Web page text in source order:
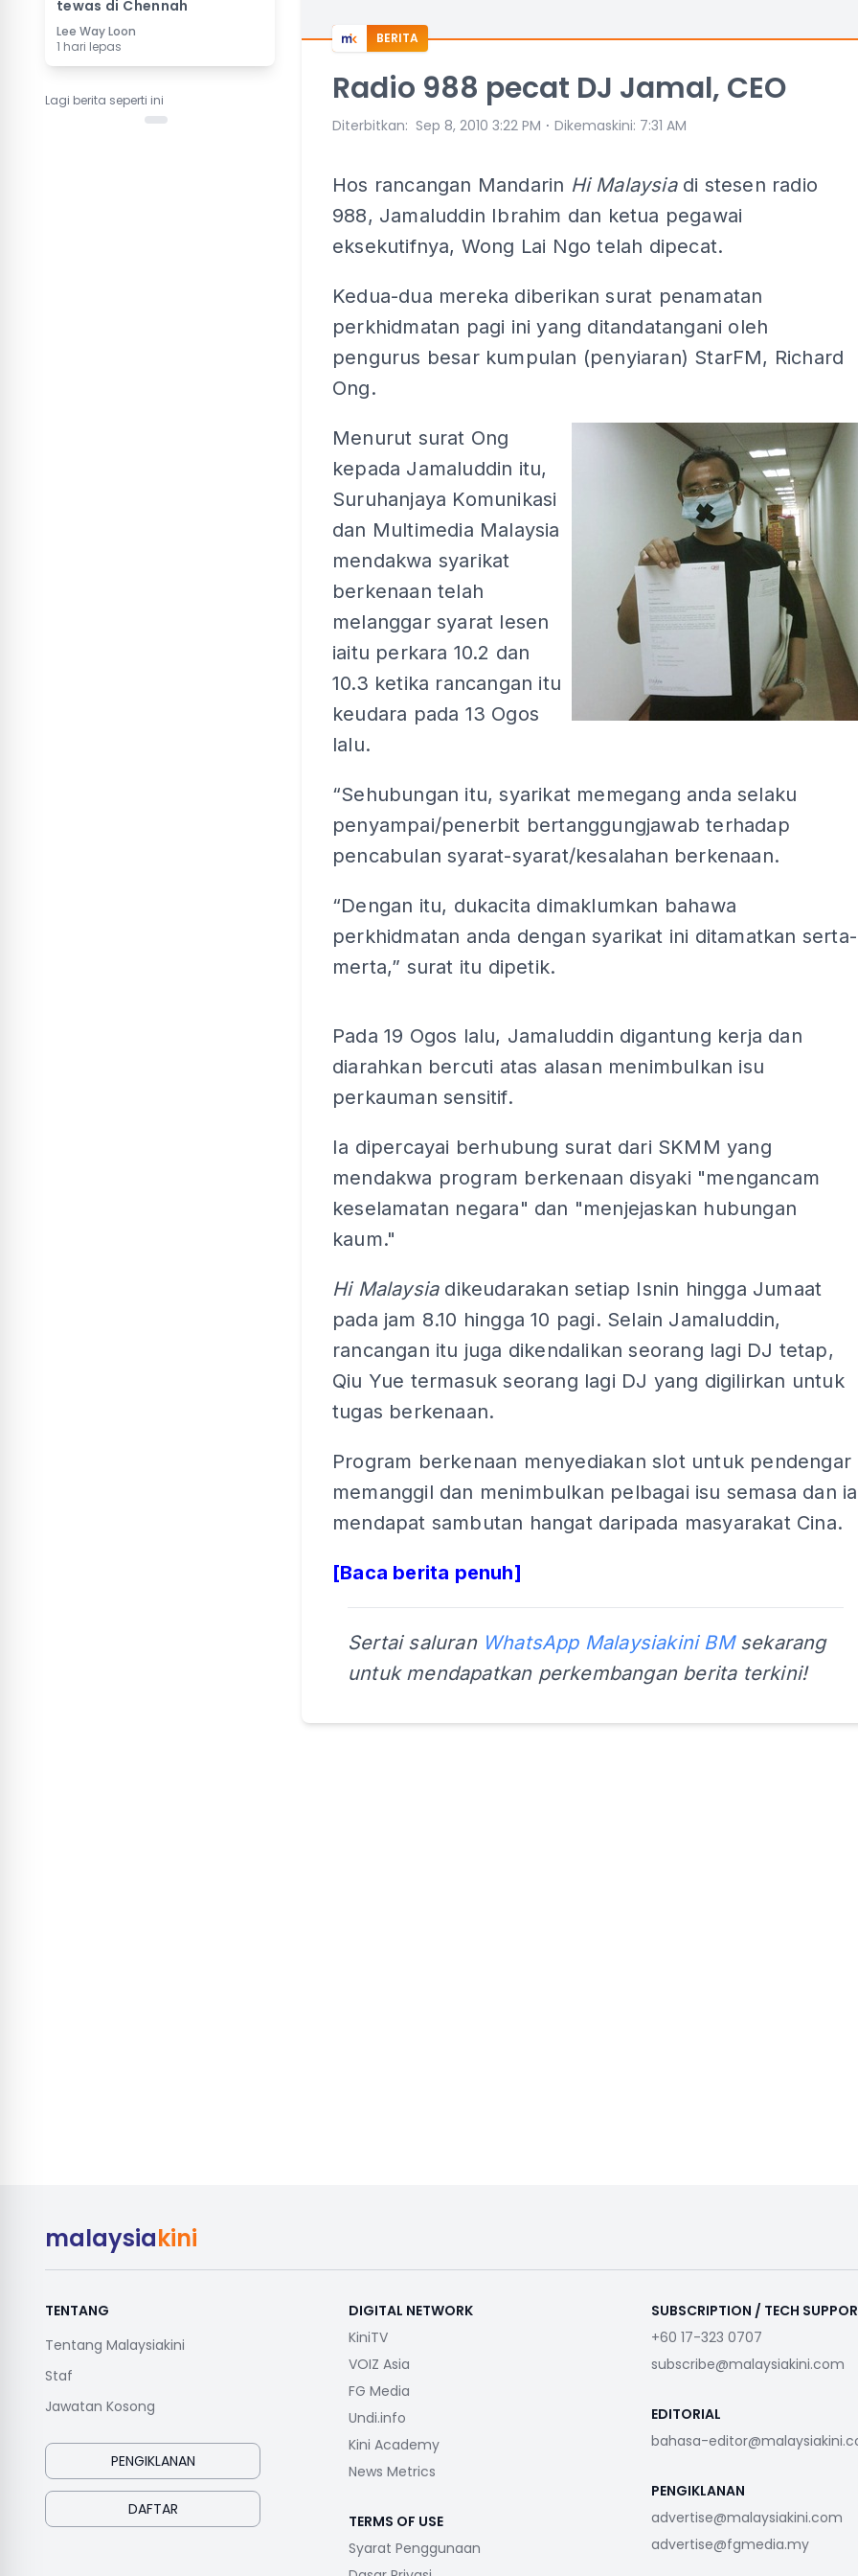
tewas di Chennah
Lee Way Loon
1 hari lepas
Lagi berita seperti ini
BERITA
Radio 988 pecat DJ Jamal, CEO
Diterbitkan: Sep 8, 2010 3:22 PM ⋅ Dikemaskini: 7:31 AM
Hos rancangan Mandarin Hi Malaysia di stesen radio
988, Jamaluddin Ibrahim dan ketua pegawai
eksekutifnya, Wong Lai Ngo telah dipecat.
Kedua-dua mereka diberikan surat penamatan
perkhidmatan pagi ini yang ditandatangani oleh
pengurus besar kumpulan (penyiaran) StarFM, Richard
Ong.
Menurut surat Ong
kepada Jamaluddin itu,
Suruhanjaya Komunikasi
dan Multimedia Malaysia
mendakwa syarikat
berkenaan telah
melanggar syarat lesen
iaitu perkara 10.2 dan
10.3 ketika rancangan itu
keudara pada 13 Ogos
lalu.
“Sehubungan itu, syarikat memegang anda selaku
penyampai/penerbit bertanggungjawab terhadap
pencabulan syarat-syarat/kesalahan berkenaan.
“Dengan itu, dukacita dimaklumkan bahawa
perkhidmatan anda dengan syarikat ini ditamatkan serta-
merta,” surat itu dipetik.
Pada 19 Ogos lalu, Jamaluddin digantung kerja dan
diarahkan bercuti atas alasan menimbulkan isu
perkauman sensitif.
Ia dipercayai berhubung surat dari SKMM yang
mendakwa program berkenaan disyaki "mengancam
keselamatan negara" dan "menjejaskan hubungan
kaum."
Hi Malaysia dikeudarakan setiap Isnin hingga Jumaat
pada jam 8.10 hingga 10 pagi. Selain Jamaluddin,
rancangan itu juga dikendalikan seorang lagi DJ tetap,
Qiu Yue termasuk seorang lagi DJ yang digilirkan untuk
tugas berkenaan.
Program berkenaan menyediakan slot untuk pendengar
memanggil dan menimbulkan pelbagai isu semasa dan ia
mendapat sambutan hangat daripada masyarakat Cina.
[Baca berita penuh]
Sertai saluran WhatsApp Malaysiakini BMsekarang
untuk mendapatkan perkembangan berita terkini!
malaysiakini
TENTANG
Tentang Malaysiakini
Staf
Jawatan Kosong
PENGIKLANAN
DAFTAR
DIGITAL NETWORK
KiniTV
VOIZ Asia
FG Media
Undi.info
Kini Academy
News Metrics
TERMS OF USE
Syarat Penggunaan
SUBSCRIPTION / TECH
+60 17-323 0707
subscribe@malaysiakini.com
EDITORIAL
bahasa-
PENGIKLANAN
advertise@malaysiakini.com
advertise@fgmedia.my